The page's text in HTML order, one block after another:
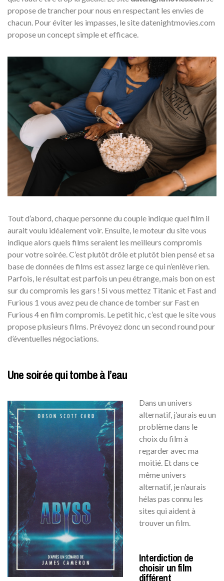
propose de trancher pour nous en respectant les envies de
chacun. Pour éviter les impasses, le site datenightmovies.com
propose un concept simple et efficace.
Tout d’abord, chaque personne du couple indique quel film il
aurait voulu idéalement voir. Ensuite, le moteur du site vous
indique alors quels films seraient les meilleurs compromis
pour votre soirée. C’est plutôt drôle et plutôt bien pensé et sa
base de données de films est assez large ce qui n’enlève rien.
Parfois, le résultat est parfois un peu étrange, mais bon on est
sur du compromis les gars ! Si vous mettez Titanic et Fast and
Furious 1 vous avez peu de chance de tomber sur Fast en
Furious 4 en film compromis. Le petit hic, c’est que le site vous
propose plusieurs films. Prévoyez donc un second round pour
d’éventuelles négociations.
Une soirée qui tombe à l’eau
Dans un univers
alternatif, j’aurais eu un
problème dans le
choix du film à
regarder avec ma
moitié. Et dans ce
même univers
alternatif, je n’aurais
hélas pas connu les
sites qui aident à
trouver un film.
Interdiction de
choisir un film
différent